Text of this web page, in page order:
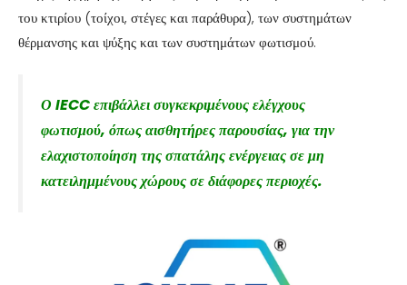
του κτιρίου (τοίχοι, στέγες και παράθυρα), των συστημάτων
θέρμανσης και ψύξης και των συστημάτων φωτισμού.
Ο IECC επιβάλλει συγκεκριμένους ελέγχους
φωτισμού, όπως αισθητήρες παρουσίας, για την
ελαχιστοποίηση της σπατάλης ενέργειας σε μη
κατειλημμένους χώρους σε διάφορες περιοχές.